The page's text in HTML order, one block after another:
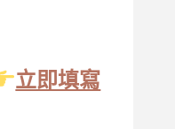
立即填寫